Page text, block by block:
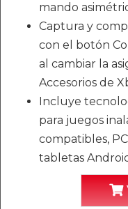
mando
Captura y
con el botón
al cambiar la
Accesorios de
Incluye
para juegos
compatibles,
tabletas